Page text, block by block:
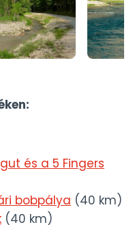
és a 5 Fingers
bobpálya (40 km)
(40 km)